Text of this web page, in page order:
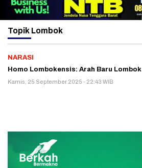
Topik Lombok
NARASI
Homo Lombokensis: Arah Baru Lombok
Kamis, 25 September 2025 - 22:43 WIB